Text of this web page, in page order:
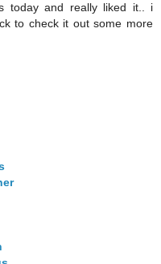
today and really liked it.. i
to check it out some more